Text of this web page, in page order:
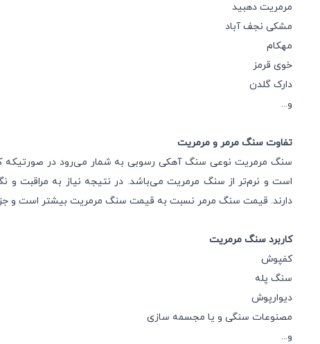
مرمریت دهبید
مشکی نجف آباد
مهکام
خوی قرمز
دارک گلدن
و...
تفاوت سنگ مرمر و مرمریت
سنگ مرمریت نوعی سنگ آهکی رسوبی به شمار می‌رود در
است و نرم‌تر از سنگ مرمریت می‌باشد. در نتیجه نیاز به مراقبت و
دارند. قیمت سنگ مرمر نسبت به قیمت سنگ مرمریت بیشتر است و
کاربرد سنگ مرمریت
کفپوش
سنگ پله
دیوارپوش
مصنوعات سنگی و یا مجسمه سازی
و...